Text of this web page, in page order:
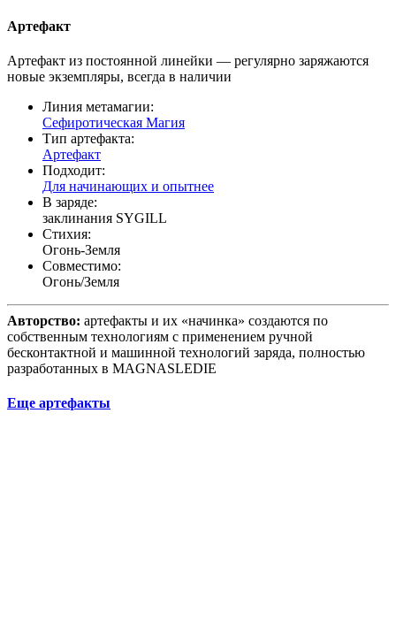
Артефакт
Артефакт из постоянной линейки — регулярно заряжаются
новые экземпляры, всегда в наличии
Линия метамагии:
Сефиротическая Магия
Тип артефакта:
Артефакт
Подходит:
Для начинающих и опытнее
В заряде:
заклинания SYGILL
Стихия:
Огонь-Земля
Совместимо:
Огонь/Земля
Авторство: артефакты и их «начинка» создаются по
собственным технологиям с применением ручной
бесконтактной и машинной технологий заряда, полностью
разработанных в MAGNASLEDIE
Еще артефакты